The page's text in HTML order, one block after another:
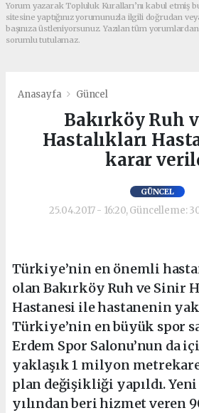
Yorum yazarak Topluluk Kuralları’nı kabul etmiş
sitesine yaptığınız yorumunuzla ilgili doğrudan
başınıza üstleniyorsunuz. Yazılan tüm
sorumlu tutulamaz.
Anasayfa Güncel
Bakırköy Ruh
Hastalıkları
karar
GÜNCEL
25.04.2017 - 16:20, Güncelleme:
Türkiye’nin en önemli
olan Bakırköy Ruh ve Sinir
Hastanesi ile hastanenin
Türkiye’nin en büyük spor
Erdem Spor Salonu’nun da
yaklaşık 1 milyon
plan değişikliği yapıldı. Yeni
yılından beri hizmet veren